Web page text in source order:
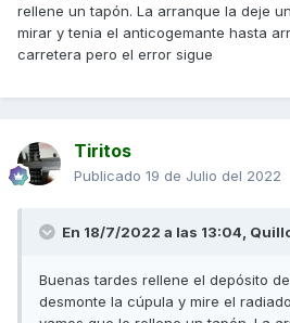
rellene un tapón. La arranque la deje
mirar y tenia el anticogemante hasta
carretera pero el error sigue
Tiritos
Publicado 19 de Julio del 2022
En 18/7/2022 a las 13:04,
Buenas tardes rellene el depósito
desmonte la cúpula y mire el